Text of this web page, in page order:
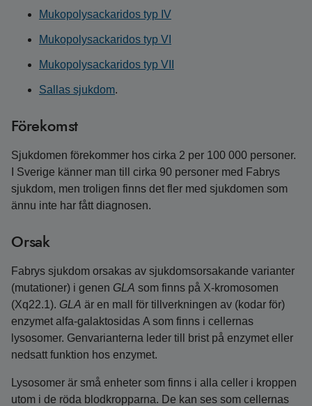
Mukopolysackaridos typ IV
Mukopolysackaridos typ VI
Mukopolysackaridos typ VII
Sallas sjukdom.
Förekomst
Sjukdomen förekommer hos cirka 2 per 100 000 personer.
I Sverige känner man till cirka 90 personer med Fabrys
sjukdom, men troligen finns det fler med sjukdomen som
ännu inte har fått diagnosen.
Orsak
Fabrys sjukdom orsakas av sjukdomsorsakande varianter
(mutationer) i genen GLA som finns på X‑kromosomen
(Xq22.1). GLA är en mall för tillverkningen av (kodar för)
enzymet alfa-galaktosidas A som finns i cellernas
lysosomer. Genvarianterna leder till brist på enzymet eller
nedsatt funktion hos enzymet.
Lysosomer är små enheter som finns i alla celler i kroppen
utom i de röda blodkropparna. De kan ses som cellernas